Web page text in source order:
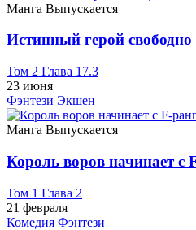
Манга Выпускается
Истинный герой
Том 2 Глава 17.3
23 июня
Фэнтези Экшен
Манга Выпускается
Король воров начинает с
Том 1 Глава 2
21 февраля
Комедия Фэнтези